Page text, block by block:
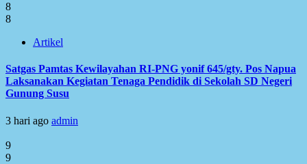
8
8
Artikel
Satgas Pamtas Kewilayahan RI-PNG yonif 645/gty. Pos Napua
Laksanakan Kegiatan Tenaga Pendidik di Sekolah SD Negeri
Gunung Susu
3 hari ago admin
9
9